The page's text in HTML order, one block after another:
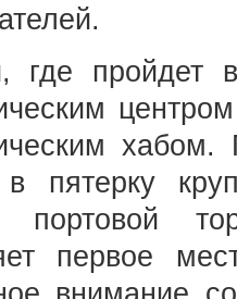
где пройдет
в пятерку
портовой
первое